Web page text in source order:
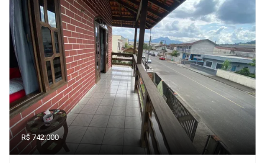
R$ 742.000